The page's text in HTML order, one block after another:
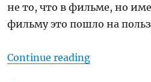
не то, что в фильме, но
фильму это пошло на
Continue reading“Ревью: